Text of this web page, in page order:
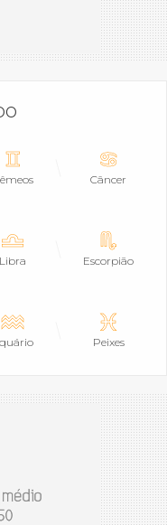
Câncer
Libra Escorpião
Peixes